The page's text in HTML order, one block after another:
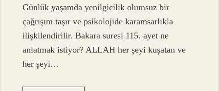
Günlük yaşamda yenilgicilik olumsuz bir
çağrışım taşır ve psikolojide karamsarlıkla
ilişkilendirilir. Bakara suresi 115. ayet ne
anlatmak istiyor? ALLAH her şeyi kuşatan ve
her şeyi…